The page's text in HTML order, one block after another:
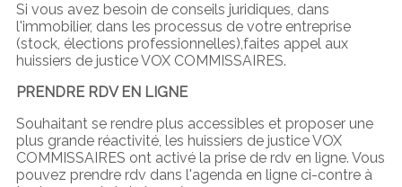
Si vous avez besoin de conseils juridiques, dans
l'immobilier, dans les processus de votre entreprise
(stock, élections professionnelles),faites appel aux
huissiers de justice VOX COMMISSAIRES.
PRENDRE RDV EN LIGNE
Souhaitant se rendre plus accessibles et proposer une
plus grande réactivité, les huissiers de justice VOX
COMMISSAIRES ont activé la prise de rdv en ligne. Vous
pouvez prendre rdv dans l'agenda en ligne ci-contre à